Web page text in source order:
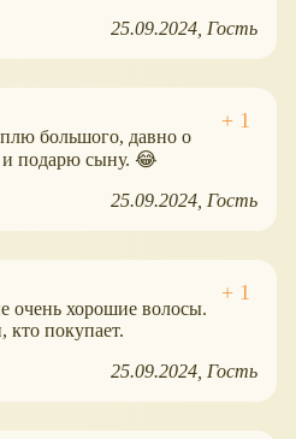
25.09.2024 Гость
большого, давно о
подарю сыну. 😂
25.09.2024 Гость
очень хорошие волосы.
кто покупает.
25.09.2024 Гость